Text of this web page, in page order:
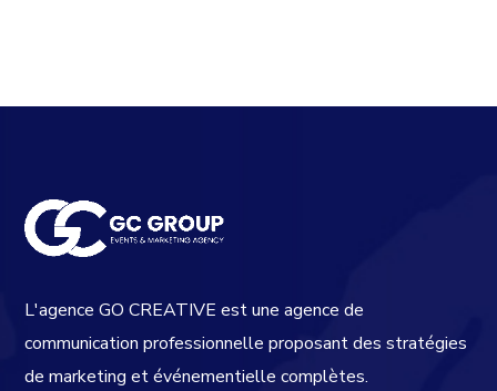
L'agence GO CREATIVE est une agence de
communication professionnelle proposant des stratégies
de marketing et événementielle complètes.